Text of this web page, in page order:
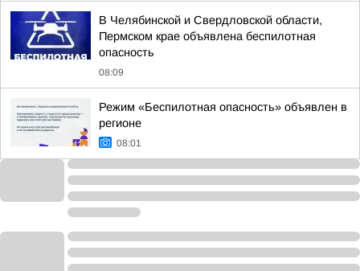
В Челябинской и Свердловской области,
Пермском крае объявлена беспилотная
опасность
08:09
Режим «Беспилотная опасность» объявлен в
регионе
08:01